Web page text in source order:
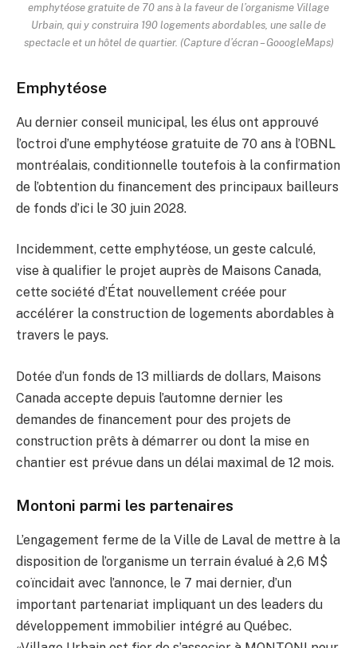
emphytéose gratuite de 70 ans à la faveur de l’organisme Village
Urbain, qui y construira 190 logements abordables, une salle de
spectacle et un hôtel de quartier. (Capture d’écran – GooogleMaps)
Emphytéose
Au dernier conseil municipal, les élus ont approuvé
l’octroi d’une emphytéose gratuite de 70 ans à l’OBNL
montréalais, conditionnelle toutefois à la confirmation
de l’obtention du financement des principaux bailleurs
de fonds d’ici le 30 juin 2028.
Incidemment, cette emphytéose, un geste calculé,
vise à qualifier le projet auprès de Maisons Canada,
cette société d’État nouvellement créée pour
accélérer la construction de logements abordables à
travers le pays.
Dotée d’un fonds de 13 milliards de dollars, Maisons
Canada accepte depuis l’automne dernier les
demandes de financement pour des projets de
construction prêts à démarrer ou dont la mise en
chantier est prévue dans un délai maximal de 12 mois.
Montoni parmi les partenaires
L’engagement ferme de la Ville de Laval de mettre à la
disposition de l’organisme un terrain évalué à 2,6 M$
coïncidait avec l’annonce, le 7 mai dernier, d’un
important partenariat impliquant un des leaders du
développement immobilier intégré au Québec.